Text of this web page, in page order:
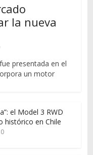
la nueva
presentada en el
un motor
el Model 3 RWD
histórico en Chile
0